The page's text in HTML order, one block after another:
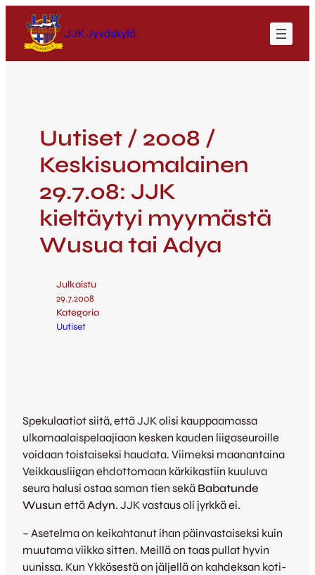
JJK Jyväskylä
Uutiset / 2008 /
Keskisuomalainen
29.7.08: JJK
kieltäytyi myymästä
Wusua tai Adya
Julkaistu
29.7.2008
Kategoria
Uutiset
Spekulaatiot siitä, että JJK olisi kauppaamassa
ulkomaalaispelaajiaan kesken kauden liigaseuroille
voidaan toistaiseksi haudata. Viimeksi maanantaina
Veikkausliigan ehdottomaan kärkikastiin kuuluva
seura halusi ostaa saman tien sekä Babatunde
Wusun ettäAdyn. JJK vastaus oli jyrkkä ei.
– Asetelma on keikahtanut ihan päinvastaiseksi kuin
muutama viikko sitten. Meillä on taas pullat hyvin
uunissa. Kun Ykkösestä on jäljellä on kahdeksan koti-